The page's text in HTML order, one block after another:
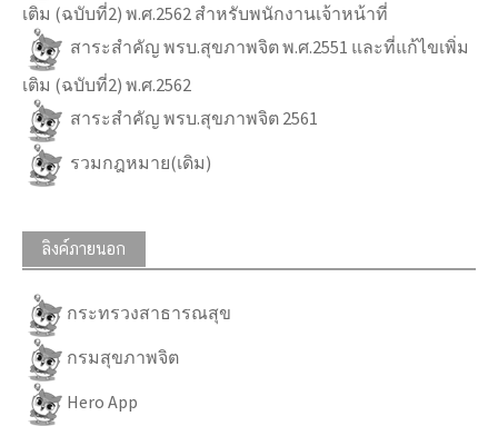
เติม (ฉบับที่2) พ.ศ.2562 สำหรับพนักงานเจ้าหน้าที่
สาระสำคัญ พรบ.สุขภาพจิต พ.ศ.2551 และที่แก้ไขเพิ่ม
เติม (ฉบับที่2) พ.ศ.2562
สาระสำคัญ พรบ.สุขภาพจิต 2561
รวมกฎหมาย(เดิม)
ลิงค์ภายนอก
กระทรวงสาธารณสุข
กรมสุขภาพจิต
Hero App